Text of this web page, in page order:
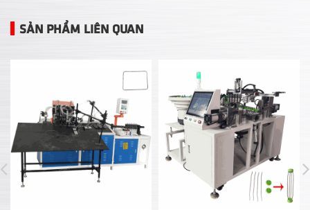
SẢN PHẨM LIÊN QUAN